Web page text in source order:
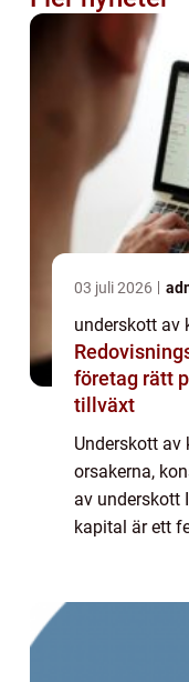
03 juli 2026
underskott av
företag rätt
tillväxt
Underskott av
orsakerna,
av underskott
kapital är ett